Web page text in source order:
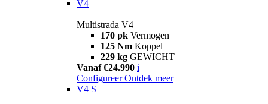
V4
Multistrada V4
170 pk Vermogen
125 Nm Koppel
229 kg GEWICHT
Vanaf €24.990 i
Configureer Ontdek meer
V4 S